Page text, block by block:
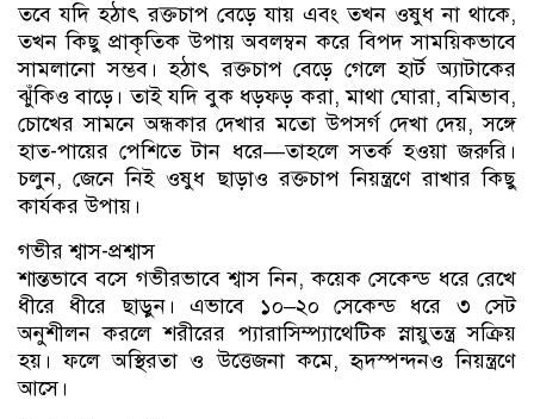
তবে যদি হঠাৎ রক্তচাপ বেড়ে যায় এবং তখন ওষুধ না থাকে,
তখন কিছু প্রাকৃতিক উপায় অবলম্বন করে বিপদ সাময়িকভাবে
সামলানো সম্ভব। হঠাৎ রক্তচাপ বেড়ে গেলে হার্ট অ্যাটাকের
ঝুঁকিও বাড়ে। তাই যদি বুক ধড়ফড় করা, মাথা ঘোরা, বমিভাব,
চোখের সামনে অন্ধকার দেখার মতো উপসর্গ দেখা দেয়, সঙ্গে
হাত-পায়ের পেশিতে টান ধরে—তাহলে সতর্ক হওয়া জরুরি।
চলুন, জেনে নিই ওষুধ ছাড়াও রক্তচাপ নিয়ন্ত্রণে রাখার কিছু
কার্যকর উপায়।
গভীর শ্বাস-প্রশ্বাস
শান্তভাবে বসে গভীরভাবে শ্বাস নিন, কয়েক সেকেন্ড ধরে রেখে
ধীরে ধীরে ছাড়ুন। এভাবে ১০–২০ সেকেন্ড ধরে ৩ সেট
অনুশীলন করলে শরীরের প্যারাসিম্প্যাথেটিক স্নায়ুতন্ত্র সক্রিয়
হয়। ফলে অস্থিরতা ও উত্তেজনা কমে, হৃদস্পন্দনও নিয়ন্ত্রণে
আসে।